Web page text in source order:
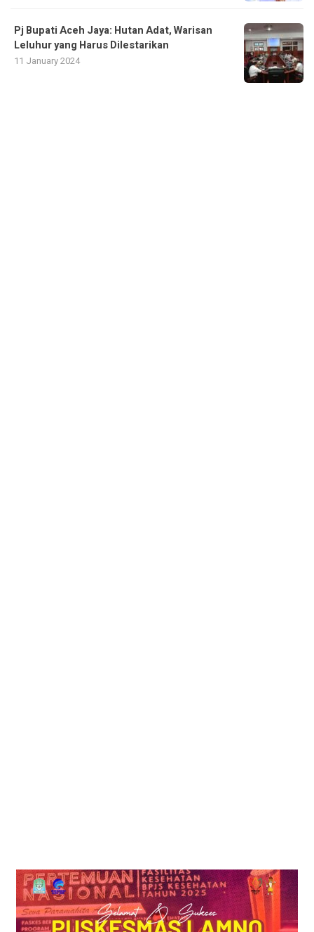
Pj Bupati Aceh Jaya: Hutan Adat, Warisan
Leluhur yang Harus Dilestarikan
11 January 2024